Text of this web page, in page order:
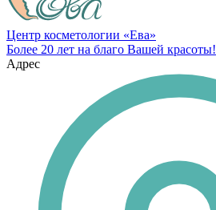
Центр косметологии «Ева»
Более 20 лет на благо Вашей красоты!
Адрес